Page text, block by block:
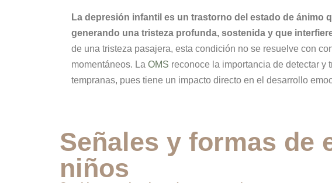
La depresión infantil es un trastorno del estado de ánimo
generando una tristeza profunda, sostenida y que
de una tristeza pasajera, esta condición no se resuelve con
momentáneos. La OMS reconoce la importancia de detectar y
tempranas, pues tiene un impacto directo en el desarrollo
Señales y formas de
niños